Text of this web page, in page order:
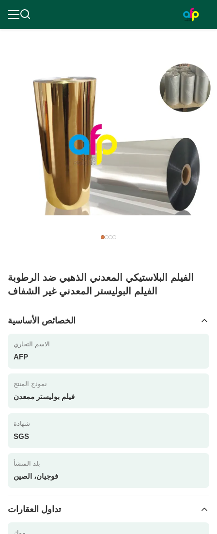
الفيلم البلاستيكي المعدني الذهبي ضد الرطوبة
الفيلم البوليستر المعدني غير الشفاف
الخصائص الأساسية
الاسم التجاري
AFP
نموذج المنتج
فيلم بوليستر ممعدن
شهادة
SGS
بلد المنشأ
فوجيان، الصين
تداول العقارات